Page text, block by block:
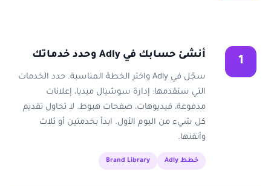
1 أنشئ حسابك في Adly وحدد خدماتك
سجّل في Adly واختر الخطة المناسبة. حدد الخدمات
التي ستقدمها: إدارة سوشيال ميديا، إعلانات
مدفوعة، فيديوهات، صفحات هبوط. لا تحاول تقديم
كل شيء من اليوم الأول. ابدأ بخدمتين أو ثلاث
وأتقنها.
خطط Adly Brand Library